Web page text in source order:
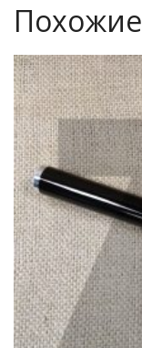
Похожие